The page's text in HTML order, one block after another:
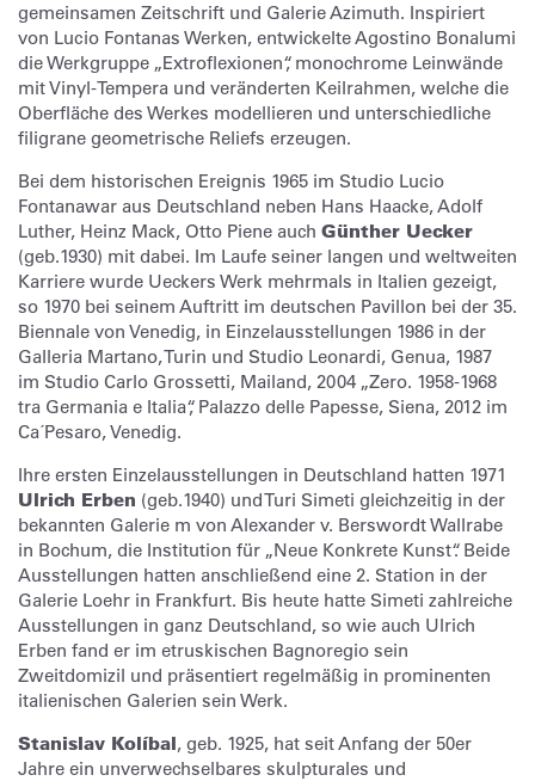
gemeinsamen Zeitschrift und Galerie Azimuth. Inspiriert
von Lucio Fontanas Werken, entwickelte Agostino Bonalumi
die Werkgruppe „Extroflexionen“, monochrome Leinwände
mit Vinyl-Tempera und veränderten Keilrahmen, welche die
Oberfläche des Werkes modellieren und unterschiedliche
filigrane geometrische Reliefs erzeugen.
Bei dem historischen Ereignis 1965 im Studio Lucio
Fontanawar aus Deutschland neben Hans Haacke, Adolf
Luther, Heinz Mack, Otto Piene auch Günther Uecker
(geb.1930) mit dabei. Im Laufe seiner langen und weltweiten
Karriere wurde Ueckers Werk mehrmals in Italien gezeigt,
so 1970 bei seinem Auftritt im deutschen Pavillon bei der 35.
Biennale von Venedig, in Einzelausstellungen 1986 in der
Galleria Martano, Turin und Studio Leonardi, Genua, 1987
im Studio Carlo Grossetti, Mailand, 2004 „Zero. 1958-1968
tra Germania e Italia“, Palazzo delle Papesse, Siena, 2012 im
Ca´Pesaro, Venedig.
Ihre ersten Einzelausstellungen in Deutschland hatten 1971
Ulrich Erben (geb.1940) und Turi Simeti gleichzeitig in der
bekannten Galerie m von Alexander v. Berswordt Wallrabe
in Bochum, die Institution für „Neue Konkrete Kunst“. Beide
Ausstellungen hatten anschließend eine 2. Station in der
Galerie Loehr in Frankfurt. Bis heute hatte Simeti zahlreiche
Ausstellungen in ganz Deutschland, so wie auch Ulrich
Erben fand er im etruskischen Bagnoregio sein
Zweitdomizil und präsentiert regelmäßig in prominenten
italienischen Galerien sein Werk.
Stanislav Kolíbal, geb. 1925, hat seit Anfang der 50er
Jahre ein unverwechselbares skulpturales und